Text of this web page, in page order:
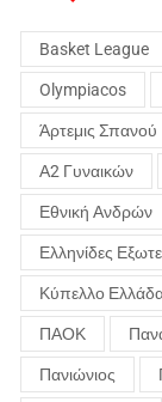
Basket League
Olympiacos
Άρτεμις Σπανού
Α2 Γυναικών
Εθνική Ανδρών
Ελληνίδες
Κύπελλο
ΠΑΟΚ
Πανιώνιος